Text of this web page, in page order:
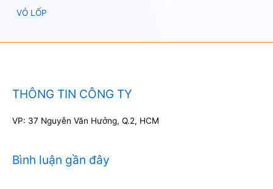
VỎ LỐP
THÔNG TIN CÔNG TY
VP: 37 Nguyễn Văn Hưởng, Q.2, HCM
Bình luận gần đây